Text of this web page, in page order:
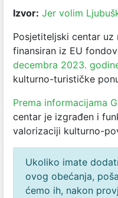
Izvor: Jer volim
Posjetiteljski centar uz
finansiran iz EU
decembra 2023.
kulturno-turističke
Prema informacijama
centar je izgrađen i
valorizaciji kulturno-
Ukoliko imate
ovog obećanja,
ćemo ih, nakon